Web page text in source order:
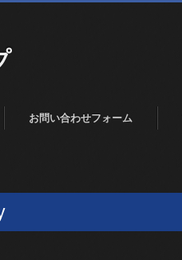
お問い合わせフォーム